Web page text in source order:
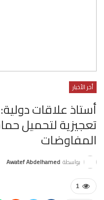
أخر الأخبار
أستاذ علاقات
تعجيزية لتحميل
المفاوضات
بواسطة Awatef Abdelhamed
1